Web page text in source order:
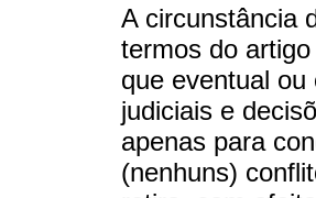
A circunstância
termos do
que eventual
judiciais e
apenas para
(nenhuns)